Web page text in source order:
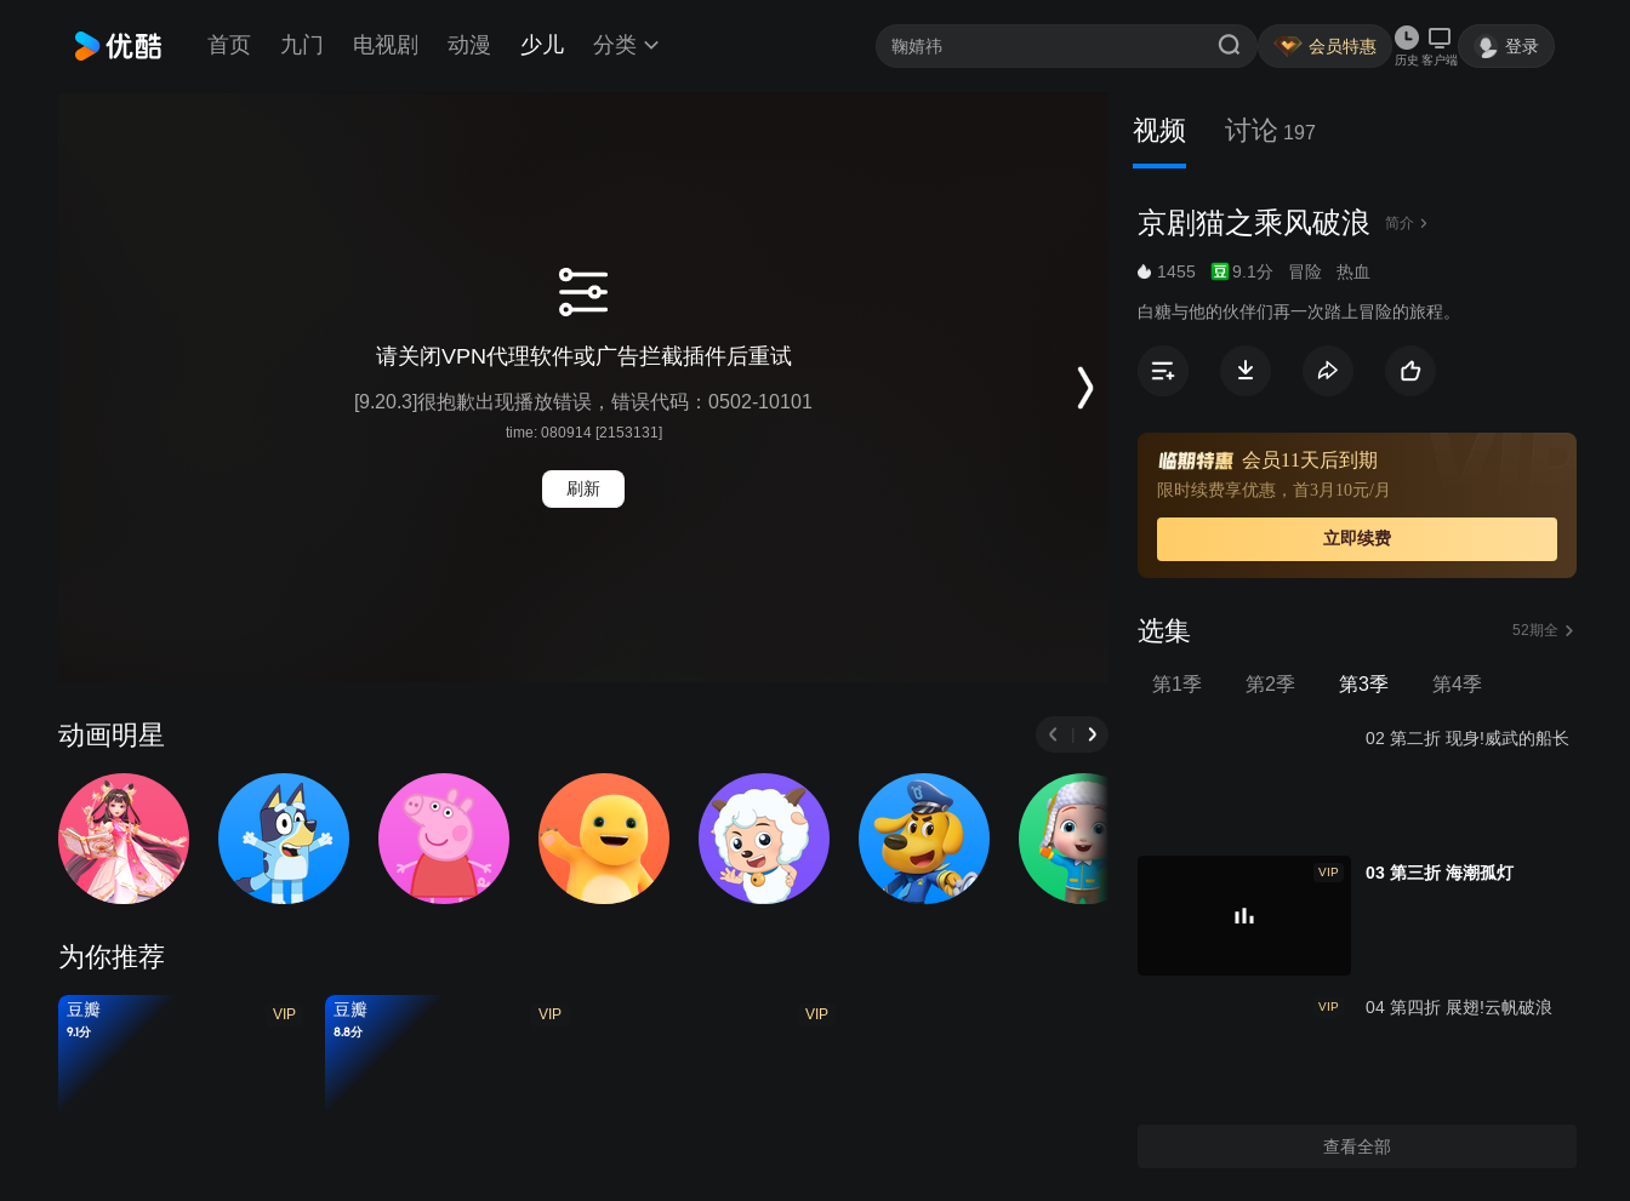
首页 九门 电视剧 动漫 少儿 分类 会员特惠
历史 客户端
登录
请关闭VPN代理软件或广告拦截插件后重试
[9.20.3]很抱歉出现播放错误，错误代码：0502-10101
time: 080914 [2153131]
刷新
视频 讨论 197
京剧猫之乘风破浪 简介
1455 9.1分 冒险 热血
白糖与他的伙伴们再一次踏上冒险的旅程。
会员11天后到期
限时续费享优惠，首3月10元/月
立即续费
选集 52期全
第1季 第2季 第3季 第4季
02 第二折 现身!威武的船长
VIP 03 第三折 海潮孤灯
VIP 04 第四折 展翅!云帆破浪
查看全部
动画明星
为你推荐
VIP
豆瓣
9.1分
VIP
豆瓣
8.8分
VIP